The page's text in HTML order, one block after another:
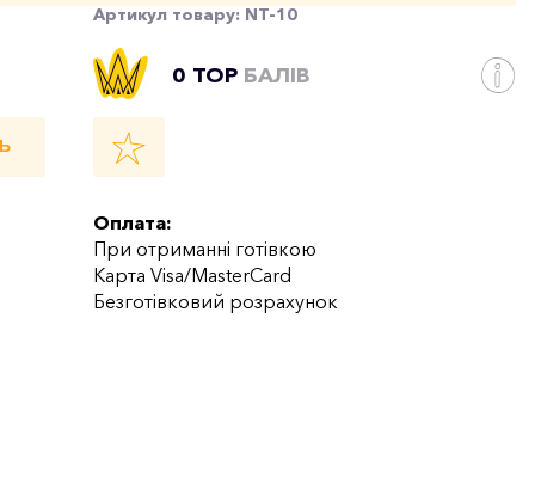
Артикул товару: NT-10
0 TOP БАЛІВ
Оплата:
При отриманні готівкою
Карта Visa/MasterCard
Безготівковий розрахунок